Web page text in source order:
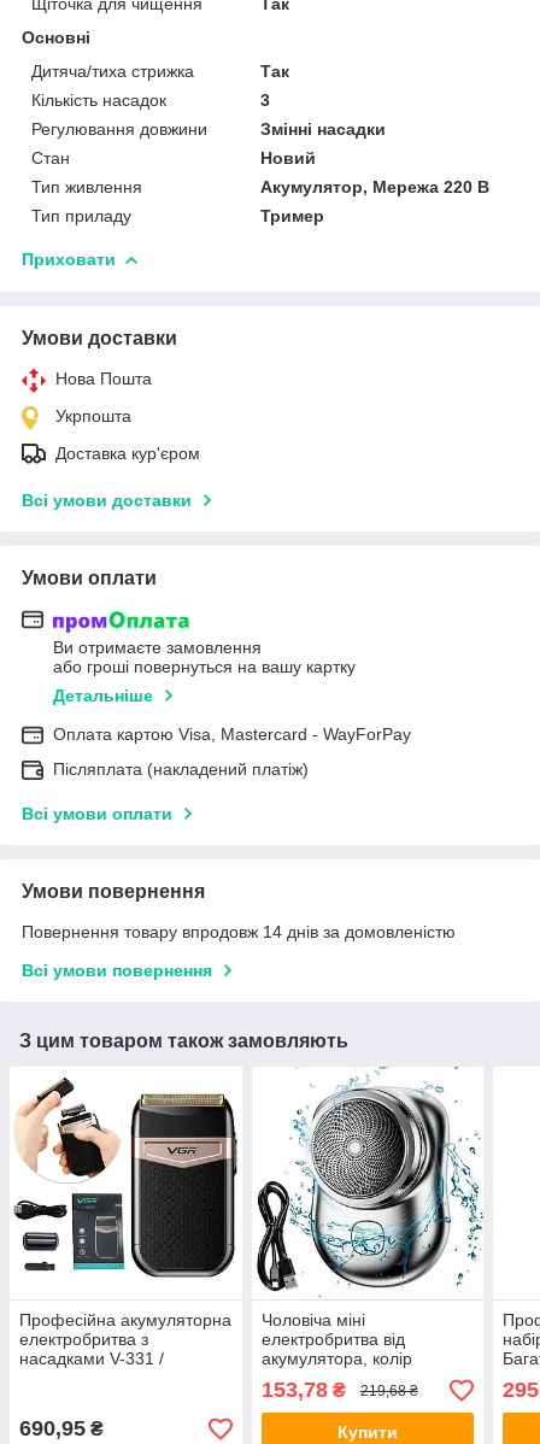
Основні
Дитяча/тиха стрижка
Так
Кількість насадок
3
Регулювання довжини
Змінні насадки
Стан
Новий
Тип живлення
Акумулятор, Мережа 220 В
Тип приладу
Тример
Приховати
Умови доставки
Нова Пошта
Укрпошта
Доставка кур'єром
Всі умови доставки
Умови оплати
Ви отримаєте замовлення
або гроші повернуться на вашу картку
Детальніше
Оплата картою Visa, Mastercard - WayForPay
Післяплата (накладений платіж)
Всі умови оплати
Умови повернення
Повернення товару впродовж 14 днів за домовленістю
Всі умови повернення
З цим товаром також замовляють
Професійна акумуляторна
електробритва з
насадками V-331 /
690,95 ₴
Чоловіча міні
електробритва від
акумулятора, колір
бритва / Дорожня
електробритва
153,78₴ 219,68 ₴
Купити
295